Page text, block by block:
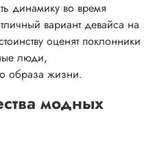
динамику во время
вариант девайса на
оценят поклонники
люди,
образа жизни.
модных